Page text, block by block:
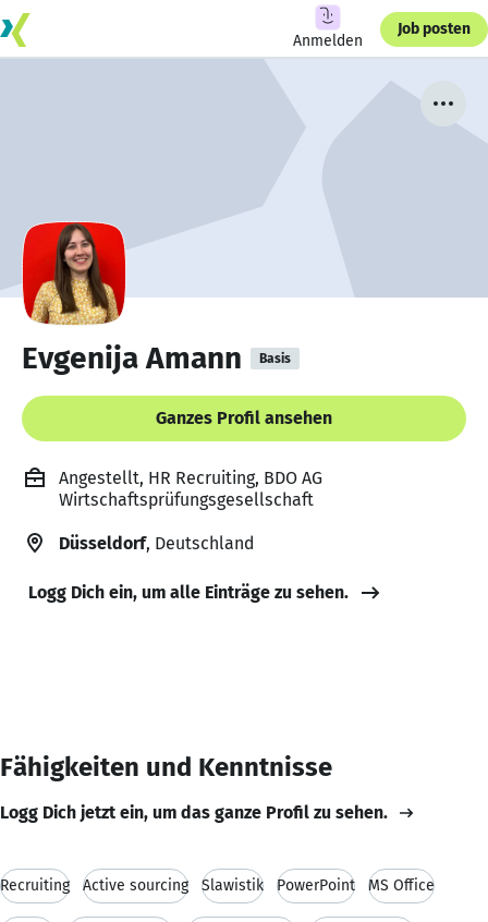
Anmelden
Job posten
Evgenija Amann Basis
Ganzes Profil ansehen
Angestellt, HR Recruiting, BDO AG
Wirtschaftsprüfungsgesellschaft
Düsseldorf, Deutschland
Logg Dich ein, um alle Einträge zu sehen.
Fähigkeiten und Kenntnisse
Logg Dich jetzt ein, um das ganze Profil zu sehen.
Recruiting Active sourcing Slawistik PowerPoint MS Office